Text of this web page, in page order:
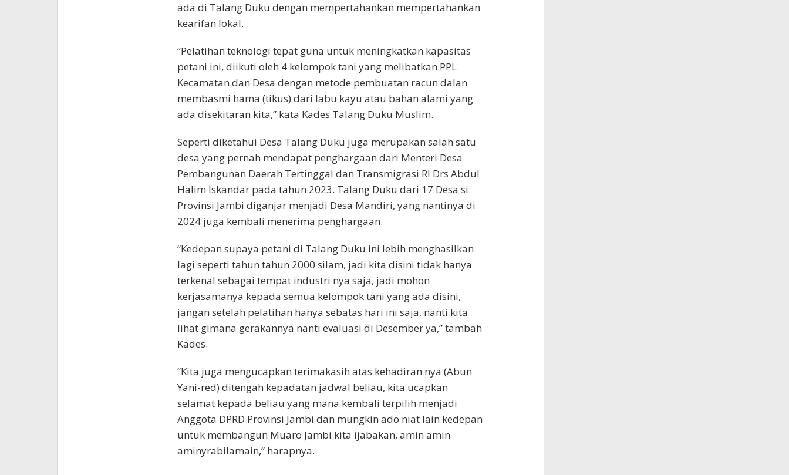
ada di Talang Duku dengan mempertahankan mempertahankan
kearifan lokal.
“Pelatihan teknologi tepat guna untuk meningkatkan kapasitas
petani ini, diikuti oleh 4 kelompok tani yang melibatkan PPL
Kecamatan dan Desa dengan metode pembuatan racun dalan
membasmi hama (tikus) dari labu kayu atau bahan alami yang
ada disekitaran kita,” kata Kades Talang Duku Muslim.
Seperti diketahui Desa Talang Duku juga merupakan salah satu
desa yang pernah mendapat penghargaan dari Menteri Desa
Pembangunan Daerah Tertinggal dan Transmigrasi RI Drs Abdul
Halim Iskandar pada tahun 2023. Talang Duku dari 17 Desa si
Provinsi Jambi diganjar menjadi Desa Mandiri, yang nantinya di
2024 juga kembali menerima penghargaan.
“Kedepan supaya petani di Talang Duku ini lebih menghasilkan
lagi seperti tahun tahun 2000 silam, jadi kita disini tidak hanya
terkenal sebagai tempat industri nya saja, jadi mohon
kerjasamanya kepada semua kelompok tani yang ada disini,
jangan setelah pelatihan hanya sebatas hari ini saja, nanti kita
lihat gimana gerakannya nanti evaluasi di Desember ya,” tambah
Kades.
“Kita juga mengucapkan terimakasih atas kehadiran nya (Abun
Yani-red) ditengah kepadatan jadwal beliau, kita ucapkan
selamat kepada beliau yang mana kembali terpilih menjadi
Anggota DPRD Provinsi Jambi dan mungkin ado niat lain kedepan
untuk membangun Muaro Jambi kita ijabakan, amin amin
aminyrabilamain,” harapnya.